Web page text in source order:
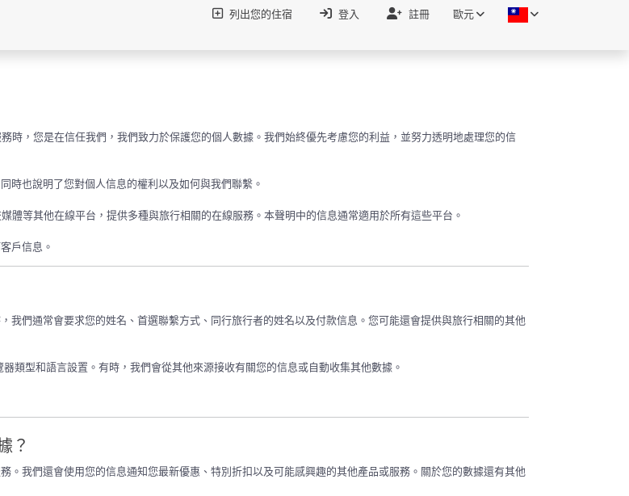
列出您的住宿 登入 註冊 歐元
，您是在信任我們，我們致力於保護您的個人數據。我們始終優先考慮您的利益，並努力透明地處理您的信
時也說明了您對個人信息的權利以及如何與我們聯繫。
等其他在線平台，提供多種與旅行相關的在線服務。本聲明中的信息通常適用於所有這些平台。
戶信息。
們通常會要求您的姓名、首選聯繫方式、同行旅行者的姓名以及付款信息。您可能還會提供與旅行相關的其他
類型和語言設置。有時，我們會從其他來源接收有關您的信息或自動收集其他數據。
？
我們還會使用您的信息通知您最新優惠、特別折扣以及可能感興趣的其他產品或服務。關於您的數據還有其他